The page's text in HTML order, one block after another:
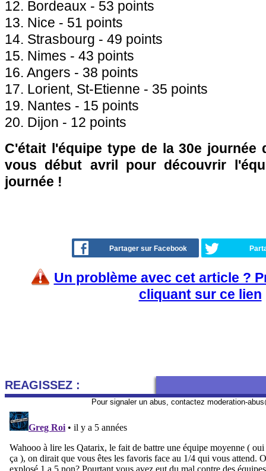
12. Bordeaux - 53 points
13. Nice - 51 points
14. Strasbourg - 49 points
15. Nimes - 43 points
16. Angers - 38 points
17. Lorient, St-Etienne - 35 points
19. Nantes - 15 points
20. Dijon - 12 points
C'était l'équipe type de la 30e journée
vous début avril pour découvrir
journée !
Partager sur Facebook
Un problème avec cet article ?
cliquant sur ce lien
REAGISSEZ :
Pour signaler un abus, contactez moderation-